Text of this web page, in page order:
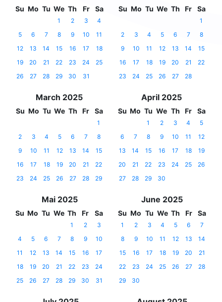
Su Mo Tu We Th Fr Sa
1 2 3
4
5
6 7 8 9 10
11
12
13 14 15 16 17
18
19
20 21 22 23 24
25
26
27 28 29 30 31
Su Mo Tu We Th Fr Sa
1
2
3 4 5 6 7
8
9
10 11 12 13 14
15
16
17 18 19 20 21
22
23
24 25 26 27 28
March 2025
Su Mo Tu We Th Fr Sa
1
2
3 4 5 6 7
8
9
10 11 12 13 14
15
16
17 18 19 20 21
22
23
24 25 26 27 28 29
April 2025
Su Mo Tu We Th Fr Sa
1 2 3 4
5
6
7 8 9 10 11
12
13
14 15 16 17 18
19
20
21 22 23 24 25
26
27
28 29 30
Mai 2025
Su Mo Tu We Th Fr Sa
1 2
3
4
5 6 7 8 9
10
11
12 13 14 15 16
17
18
19 20 21 22 23
24
25
26 27 28 29 30 31
June 2025
Su Mo Tu We Th Fr Sa
1 2 3 4 5 6
7
8
9 10 11 12 13
14
15
16 17 18 19 20
21
22
23 24 25 26 27
28
29
30